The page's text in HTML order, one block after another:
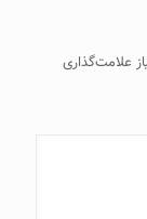
علامت‌گذاری